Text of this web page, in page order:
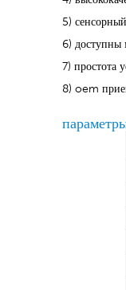
5)
6)
7) простота
8) oem